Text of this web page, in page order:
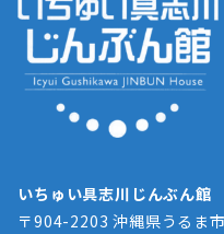
いちゅい具志川じんぶん館
〒904-2203 沖縄県うるま